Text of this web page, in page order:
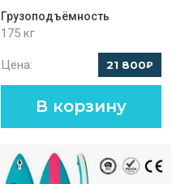
Грузоподъёмность
175 кг
Цена: 21 800₽
В корзину